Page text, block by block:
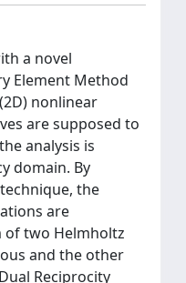
a novel
Element Method
nonlinear
are supposed to
analysis is
domain. By
the
are
two Helmholtz
and the other
Reciprocity